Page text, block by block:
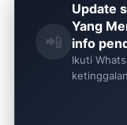
📲
Update
Yang
info
Ikuti